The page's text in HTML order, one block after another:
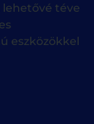
téve
eszközökkel